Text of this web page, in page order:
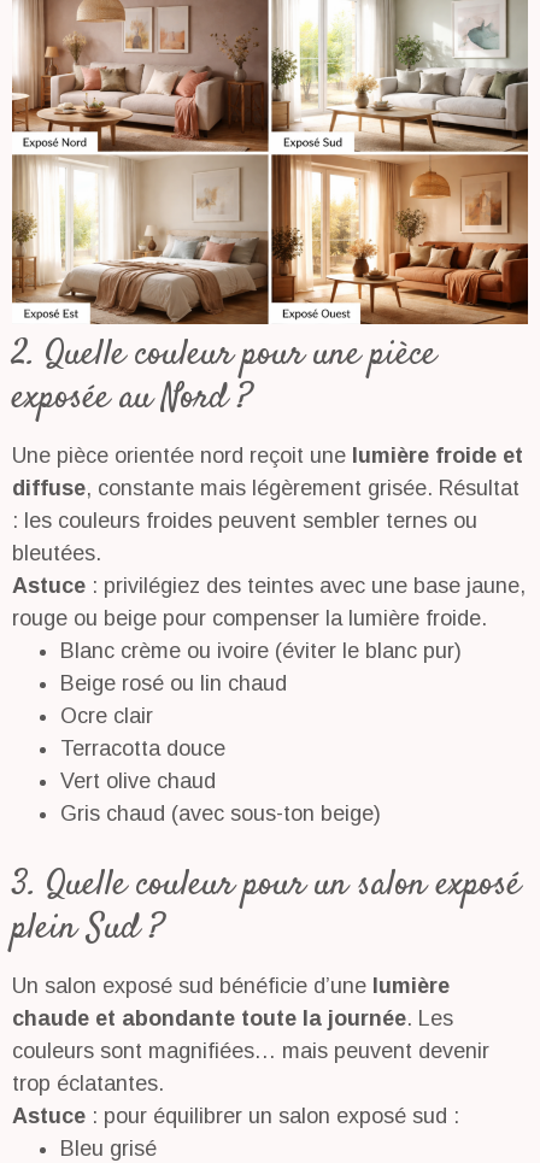
2. Quelle couleur pour une pièce
exposée au Nord ?
Une pièce orientée nord reçoit une lumière froide et
diffuse, constante mais légèrement grisée. Résultat
: les couleurs froides peuvent sembler ternes ou
bleutées.
Astuce : privilégiez des teintes avec une base jaune,
rouge ou beige pour compenser la lumière froide.
Blanc crème ou ivoire (éviter le blanc pur)
Beige rosé ou lin chaud
Ocre clair
Terracotta douce
Vert olive chaud
Gris chaud (avec sous-ton beige)
3. Quelle couleur pour un salon exposé
plein Sud ?
Un salon exposé sud bénéficie d’une lumière
chaude et abondante toute la journée. Les
couleurs sont magnifiées… mais peuvent devenir
trop éclatantes.
Astuce : pour équilibrer un salon exposé sud :
Bleu grisé